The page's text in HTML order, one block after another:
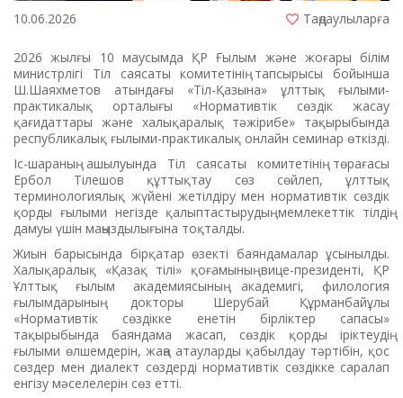
10.06.2026 Таңдаулыларға
2026 жылғы 10 маусымда ҚР Ғылым және жоғары білім
министрлігі Тіл саясаты комитетінің тапсырысы бойынша
Ш.Шаяхметов атындағы «Тіл-Қазына» ұлттық ғылыми-
практикалық орталығы «Нормативтік сөздік жасау
қағидаттары және халықаралық тәжірибе» тақырыбында
республикалық ғылыми-практикалық онлайн семинар өткізді.
Іс-шараның ашылуында Тіл саясаты комитетінің төрағасы
Ербол Тілешов құттықтау сөз сөйлеп, ұлттық
терминологиялық жүйені жетілдіру мен нормативтік сөздік
қорды ғылыми негізде қалыптастырудың мемлекеттік тілдің
дамуы үшін маңыздылығына тоқталды.
Жиын барысында бірқатар өзекті баяндамалар ұсынылды.
Халықаралық «Қазақ тілі» қоғамының вице-президенті, ҚР
Ұлттық ғылым академиясының академигі, филология
ғылымдарының докторы Шерубай Құрманбайұлы
«Нормативтік сөздікке енетін бірліктер сапасы»
тақырыбында баяндама жасап, сөздік қорды іріктеудің
ғылыми өлшемдерін, жаңа атауларды қабылдау тәртібін, қос
сөздер мен диалект сөздерді нормативтік сөздікке саралап
енгізу мәселелерін сөз етті.